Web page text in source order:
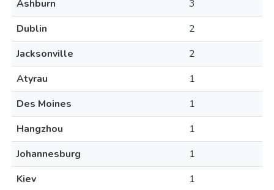
Ashburn
3
Dublin
2
Jacksonville
2
Atyrau
1
Des Moines
1
Hangzhou
1
Johannesburg
1
Kiev
1